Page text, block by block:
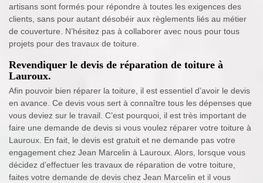
artisans sont formés pour répondre à toutes les exigences des
clients, sans pour autant désobéir aux règlements liés au métier
de couverture. N’hésitez pas à collaborer avec nous pour tous
projets pour des travaux de toiture.
Revendiquer le devis de réparation de toiture à
Lauroux.
Afin pouvoir bien réparer la toiture, il est essentiel d’avoir le devis
en avance. Ce devis vous sert à connaître tous les dépenses que
vous deviez sur le travail. C’est pourquoi, il est très important de
faire une demande de devis si vous voulez réparer votre toiture à
Lauroux. En fait, le devis est gratuit et ne demande pas votre
engagement chez Jean Marcelin à Lauroux. Alors, lorsque vous
décidez d’effectuer les travaux de réparation de votre toiture,
faites votre demande de devis chez Jean Marcelin et il vous